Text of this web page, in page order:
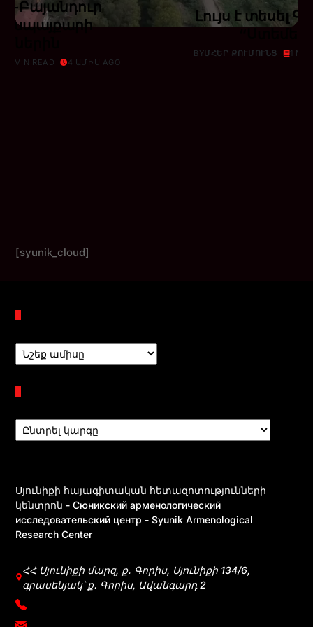
Բայանդուր
1 MIN READ 4 ԱՄԻՍ AGO
Լույս է տեսել
BYՄՀԵՐ ՔՈՒՄՈՒՆՑ 1
[syunik_cloud]
Սյունիքի հայագիտական հետազոտությունների
կենտրոն - Сюникский арменологический
исследовательский центр - Syunik Armenological
Research Center
ՀՀ Սյունիքի մարզ, ք․ Գորիս, Սյունիքի 134/6,
գրասենյակ՝ ք․ Գորիս, Ավանգարդ 2
+374 39031083